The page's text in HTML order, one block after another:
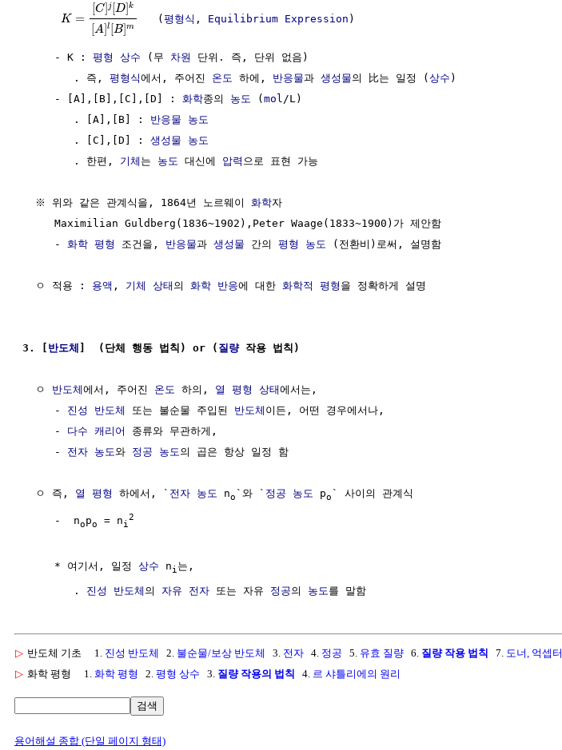
K =
[C] j [D]k
[A]l [B]m
   (
평형식 , Equilibrium Expression )
     - K :
평형 상수 (무 차원
단위. 즉, 단위 없음)
        . 즉,
평형식에서, 주어진 온도 하에, 반응물과 생성물의 比는 일정 (상수 )
     - [A],[B],[C],[D] :
화학종의 농도 (mol /L)
        . [A],[B] :
반응물
농도
        . [C],[D] :
생성물
농도
        . 한편,
기체 는 농도 대신에 압력 으로 표현 가능
  ※ 위와 같은 관계식을, 1864년 노르웨이
화학자
     Maximilian Guldberg(1836~1902),Peter Waage(1833~1900)가 제안함
     -
화학 평형 조건을, 반응물과 생성물 간의 평형 농도 (전환비)로써, 설명함
  ㅇ 적용 :
용액 , 기체 상태 의 화학 반응에 대한 화학적 평형 을 정확하게 설명
3. [ 반도체 ]  (단체 행동 법칙) or ( 질량 작용 법칙)
  ㅇ
반도체에서, 주어진 온도 하의, 열 평형 상태에서는,
     -
진성 반도체 또는 불순물 주입된 반도체 이든, 어떤 경우에서나,
     -
다수 캐리어
종류와 무관하게,
     -
전자 농도와 정공 농도 의 곱은 항상 일정 함
  ㅇ 즉,
열 평형 하에서, ` 전자 농도 no `와 ` 정공 농도 po ` 사이의 관계식
     -  n
opo = ni
2
     * 여기서, 일정
상수 ni는,
        .
진성 반도체 의 자유 전자 또는 자유 정공의 농도
▷ 반도체 기초 1. 진성 반도체 2. 불순물/보상 반도체 3. 전자 4. 정공 5. 유효 질량 6. 질량 작용 법칙 7. 도너, 억셉터
▷ 화학 평형 1. 화학 평형 2. 평형 상수 3. 질량 작용의 법칙 4. 르 샤틀리에의 원리
검색
용어해설 종합 (단일 페이지 형태)